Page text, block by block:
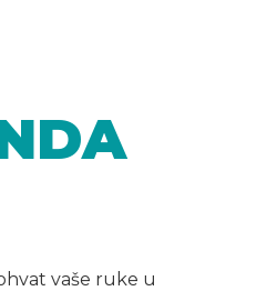
vaše ruke u